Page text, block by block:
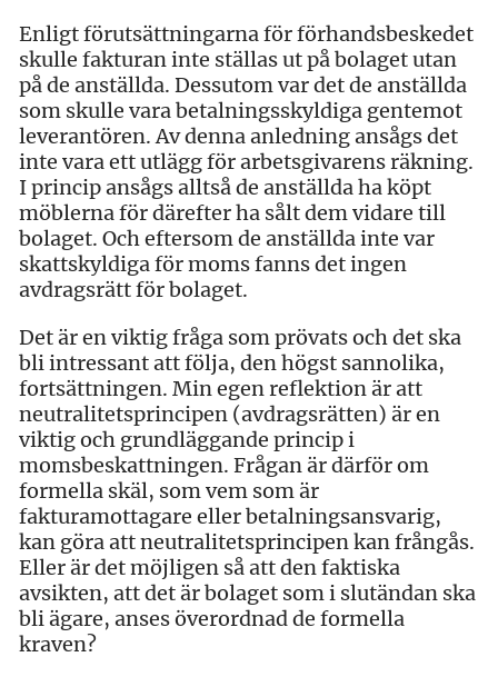
Enligt förutsättningarna för förhandsbeskedet
skulle fakturan inte ställas ut på bolaget utan
på de anställda. Dessutom var det de anställda
som skulle vara betalningsskyldiga gentemot
leverantören. Av denna anledning ansågs det
inte vara ett utlägg för arbetsgivarens räkning.
I princip ansågs alltså de anställda ha köpt
möblerna för därefter ha sålt dem vidare till
bolaget. Och eftersom de anställda inte var
skattskyldiga för moms fanns det ingen
avdragsrätt för bolaget.
Det är en viktig fråga som prövats och det ska
bli intressant att följa, den högst sannolika,
fortsättningen. Min egen reflektion är att
neutralitetsprincipen (avdragsrätten) är en
viktig och grundläggande princip i
momsbeskattningen. Frågan är därför om
formella skäl, som vem som är
fakturamottagare eller betalningsansvarig,
kan göra att neutralitetsprincipen kan frångås.
Eller är det möjligen så att den faktiska
avsikten, att det är bolaget som i slutändan ska
bli ägare, anses överordnad de formella
kraven?